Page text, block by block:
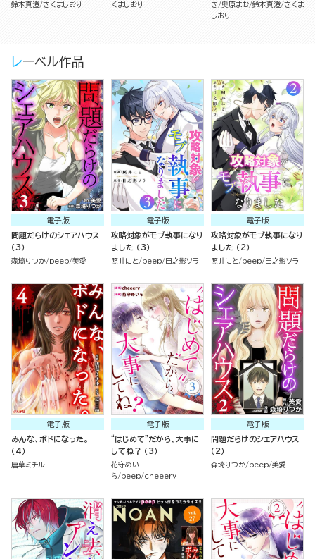
鈴木真澄 さくましおり
くましおり
き 奥原まむ 鈴木真澄 さくま
しおり
レーベル作品
電子版
問題だらけのシェアハウス
（3）
森埼りつか peep 美愛
電子版
攻略対象がモブ執事になり
ました （3）
照井にと peep 日之影ソラ
電子版
攻略対象がモブ執事になり
ました （2）
照井にと peep 日之影ソラ
電子版
みんな、ボドになった。
（4）
唐草ミチル
電子版
“はじめて”だから、大事に
してね？ （3）
花守めい
ら
peep cheeery
電子版
問題だらけのシェアハウス
（2）
森埼りつか peep 美愛